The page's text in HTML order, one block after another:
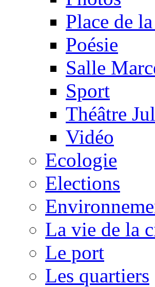
Place de
Poésie
Salle
Sport
Théâtre
Vidéo
Ecologie
Elections
La vie de la
Le port
Les quartiers